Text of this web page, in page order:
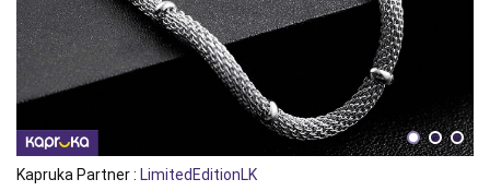
Kapruka Partner : LimitedEditionLK